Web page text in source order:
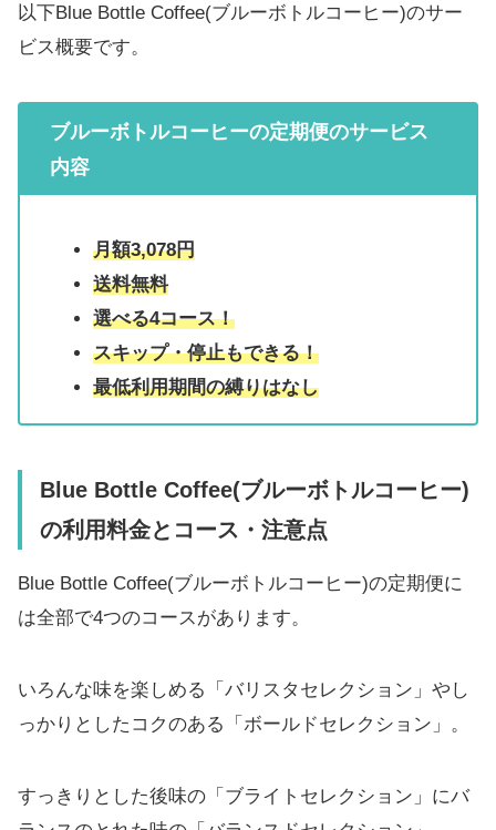
以下Blue Bottle Coffee(ブルーボトルコーヒー)のサー
ビス概要です。
ブルーボトルコーヒーの定期便のサービス
内容
月額3,078円
送料無料
選べる4コース！
スキップ・停止もできる！
最低利用期間の縛りはなし
Blue Bottle Coffee(ブルーボトルコーヒー)
の利用料金とコース・注意点
Blue Bottle Coffee(ブルーボトルコーヒー)の定期便に
は全部で4つのコースがあります。
いろんな味を楽しめる「バリスタセレクション」やし
っかりとしたコクのある「ボールドセレクション」。
すっきりとした後味の「ブライトセレクション」にバ